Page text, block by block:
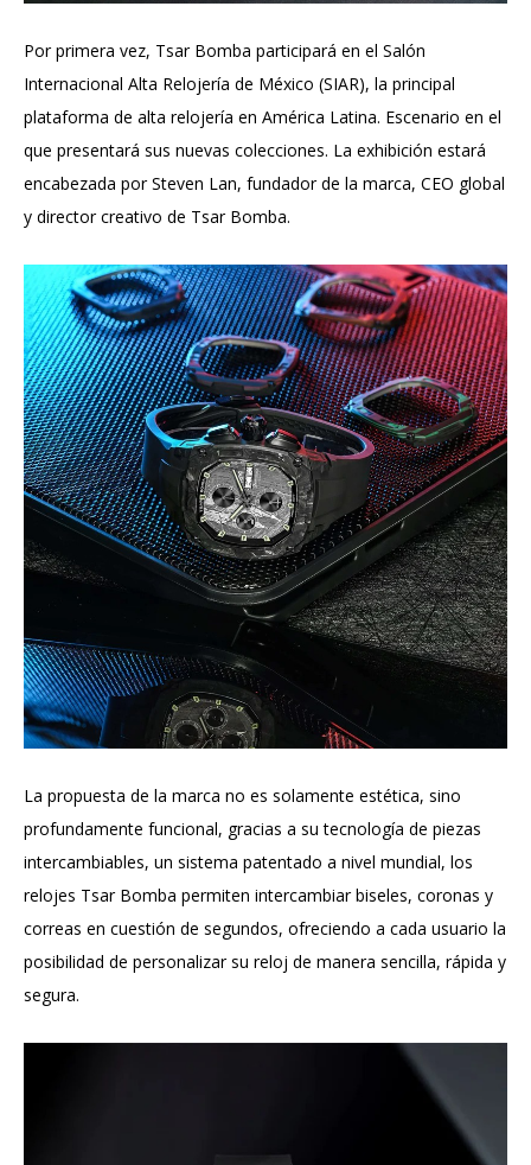
Por primera vez, Tsar Bomba participará en el Salón
Internacional Alta Relojería de México (SIAR), la principal
plataforma de alta relojería en América Latina. Escenario en el
que presentará sus nuevas colecciones. La exhibición estará
encabezada por Steven Lan, fundador de la marca, CEO global
y director creativo de Tsar Bomba.
La propuesta de la marca no es solamente estética, sino
profundamente funcional, gracias a su tecnología de piezas
intercambiables, un sistema patentado a nivel mundial, los
relojes Tsar Bomba permiten intercambiar biseles, coronas y
correas en cuestión de segundos, ofreciendo a cada usuario la
posibilidad de personalizar su reloj de manera sencilla, rápida y
segura.